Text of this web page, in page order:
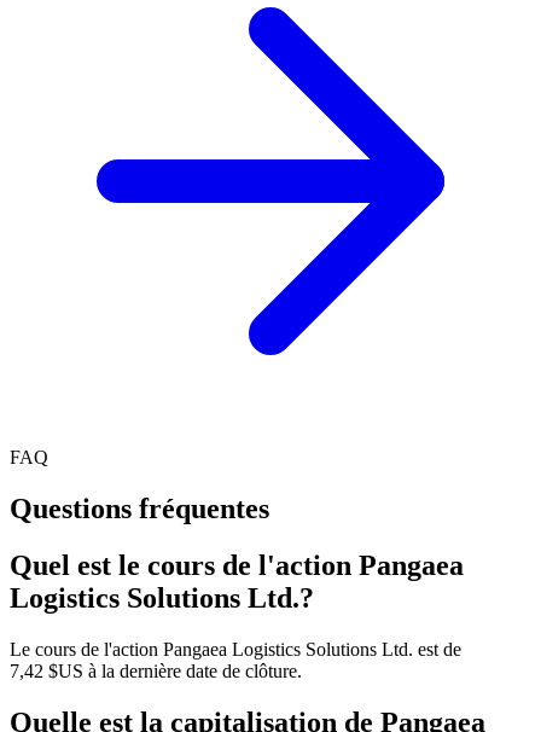
FAQ
Questions fréquentes
Quel est le cours de l'action Pangaea
Logistics Solutions Ltd.?
Le cours de l'action Pangaea Logistics Solutions Ltd. est de
7,42 $US à la dernière date de clôture.
Quelle est la capitalisation de Pangaea